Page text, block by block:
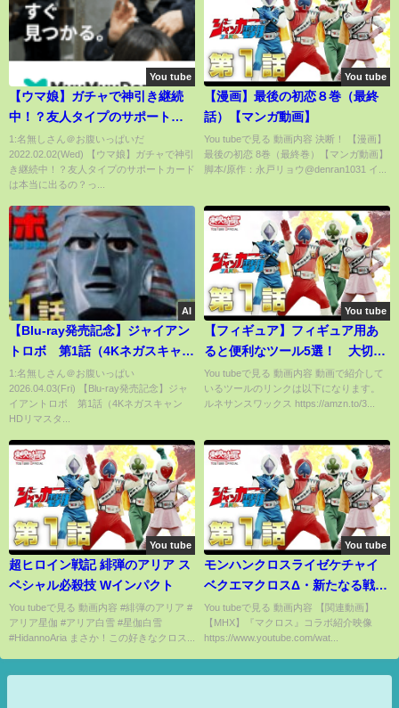
You tube
【ウマ娘】ガチャで神引き継続
中！？友人タイプのサポートカ
ードは本当に出るの？
1:名無しさん＠お腹いっぱいだ
2022.02.02(Wed) 【ウマ娘】ガチャで神引
き継続中！？友人タイプのサポートカード
は本当に出るの？っ...
You tube
【漫画】最後の初恋８巻（最終
話）【マンガ動画】
You tubeで見る 動画内容 決断！ 【漫画】
最後の初恋 8巻（最終巻）【マンガ動画】
脚本/原作：永戸リョウ@denran1031 イ...
AI
【Blu-ray発売記念】ジャイアン
トロボ 第1話（4Kネガスキャン
HDリマスター版）
1:名無しさん＠お腹いっぱい
2026.04.03(Fri) 【Blu-ray発売記念】ジャ
イアントロボ 第1話（4Kネガスキャン
HDリマスタ...
You tube
【フィギュア】フィギュア用あ
ると便利なツール5選！ 大切な
フィギュアのメンテナンスやリ
ペアに便利なツールをまとめま
した♪【figure】
You tubeで見る 動画内容 動画で紹介して
いるツールのリンクは以下になります。
ルネサンスワックス https://amzn.to/3...
You tube
超ヒロイン戦記 緋弾のアリア ス
ペシャル必殺技 Wインパクト
You tubeで見る 動画内容 #緋弾のアリア #
アリア星伽 #アリア白雪 #星伽白雪
#HidannoAria まさか！この好きなクロス...
You tube
モンハンクロスライゼケチャイ
ベクエマクロスΔ・新たなる戦乙
女達
You tubeで見る 動画内容 【関連動画】
【MHX】『マクロス』コラボ紹介映像
https://www.youtube.com/wat...